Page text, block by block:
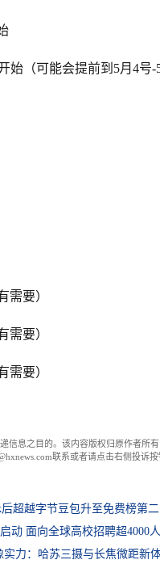
始（可能会提前到5月4号-5
需要）
需要）
需要）
信息之目的。该内容版权归原作者所
联系或者请点击右侧投诉
超越字节豆包升至免费榜第二
动 面向全球高校招聘超4000人
实力：哈苏三摄与长焦微距新